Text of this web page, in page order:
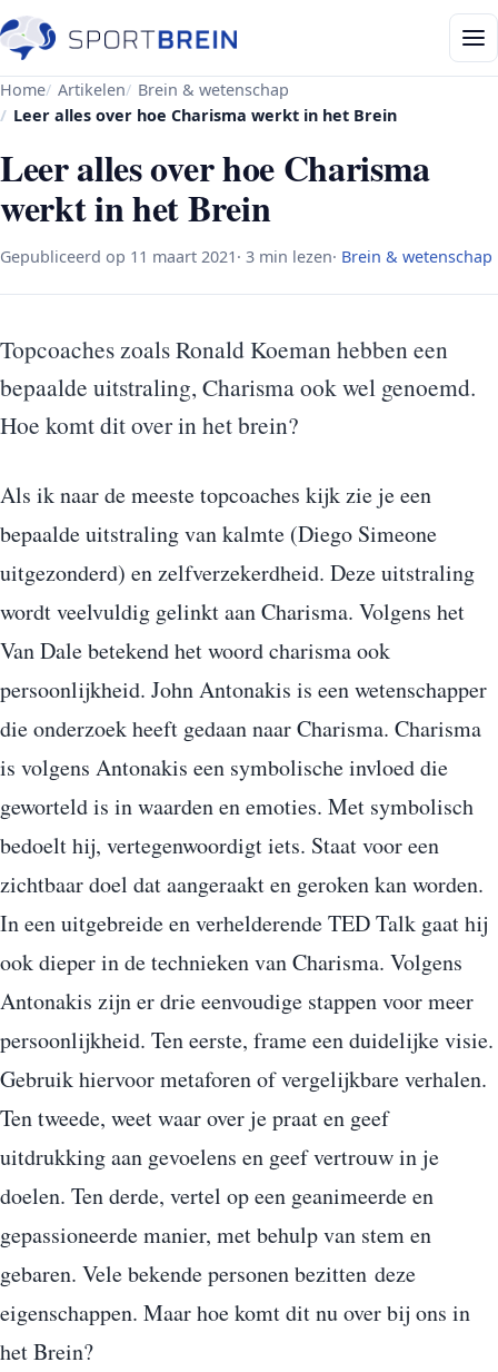
Home Artikelen
Brein & wetenschap
Leer alles over hoe Charisma werkt in het Brein
Leer alles over hoe Charisma
werkt in het Brein
Gepubliceerd op 11 maart 2021 · 3 min lezen· Brein & wetenschap
Topcoaches zoals Ronald Koeman hebben een
bepaalde uitstraling, Charisma ook wel genoemd.
Hoe komt dit over in het brein?
Als ik naar de meeste topcoaches kijk zie je een
bepaalde uitstraling van kalmte (Diego Simeone
uitgezonderd) en zelfverzekerdheid. Deze uitstraling
wordt veelvuldig gelinkt aan Charisma. Volgens het
Van Dale betekend het woord charisma ook
persoonlijkheid. John Antonakis is een wetenschapper
die onderzoek heeft gedaan naar Charisma. Charisma
is volgens Antonakis een symbolische invloed die
geworteld is in waarden en emoties. Met symbolisch
bedoelt hij, vertegenwoordigt iets. Staat voor een
zichtbaar doel dat aangeraakt en geroken kan worden.
In een uitgebreide en verhelderende TED Talk gaat hij
ook dieper in de technieken van Charisma. Volgens
Antonakis zijn er drie eenvoudige stappen voor meer
persoonlijkheid. Ten eerste, frame een duidelijke visie.
Gebruik hiervoor metaforen of vergelijkbare verhalen.
Ten tweede, weet waar over je praat en geef
uitdrukking aan gevoelens en geef vertrouw in je
doelen. Ten derde, vertel op een geanimeerde en
gepassioneerde manier, met behulp van stem en
gebaren. Vele bekende personen bezitten deze
eigenschappen. Maar hoe komt dit nu over bij ons in
het Brein?